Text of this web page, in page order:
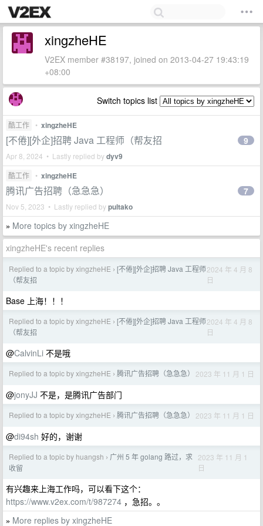
xingzheHE
V2EX member #38197, joined on 2013-04-27 19:43:19
+08:00
Switch topics list
酷工作 • xingzheHE
[不倦][外企]招聘 Java 工程师（帮友招
Apr 8, 2024 • Lastly replied bydyv9
9
酷工作 • xingzheHE
腾讯广告招聘（急急急）
Nov 5, 2023 • Lastly replied bypultako
7
» More topics by xingzheHE
xingzheHE's recent replies
Replied to a topic by xingzheHE › [不倦][外企]招聘 Java 工程师
（帮友招
2024 年 4 月 8
日
Base 上海！！！
Replied to a topic by xingzheHE › [不倦][外企]招聘 Java 工程师
（帮友招
2024 年 4 月 8
日
@CalvinLi 不是哦
Replied to a topic by xingzheHE › 腾讯广告招聘（急急急） 2023 年 11 月 1 日
@jonyJJ 不是，是腾讯广告部门
Replied to a topic by xingzheHE › 腾讯广告招聘（急急急） 2023 年 11 月 1 日
@di94sh 好的，谢谢
Replied to a topic by huangsh › 广州 5 年 golang 路过，求
收留
2023 年 11 月 1
日
有兴趣来上海工作吗，可以看下这个：
https://www.v2ex.com/t/987274 ，急招。。
» More replies by xingzheHE